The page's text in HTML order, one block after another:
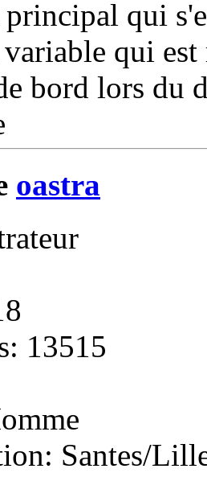
principal qui
qui
bord lors du
oastra
13515
Santes/